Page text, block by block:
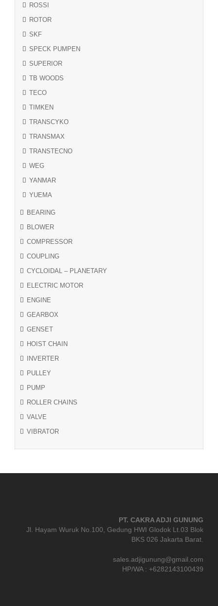
ROSSI
ROTOR
SKF
SPECK PUMPEN
SUPERIOR
TB WOODS
TECO
TIMKEN
TRANSCYKO
TRANSMAX
TRANSTECNO
WEG
YANMAR
YUEMA
BEARING
BLOWER
COMPRESSOR
COUPLING
CYCLOIDAL – PLANETARY
ELECTRIC MOTOR
ENGINE
GEARBOX
GENSET
HOIST CHAIN
INVERTER
PULLEY
PUMP
ROLLER CHAINS
VALVE
VIBRATOR
PT. CAKRA ADJI GUNUNG
Jl. Hayam Wuruk No.100, Gedung HWI Glodok Lt.03 Blok
BKS 026 Jakarta Barat.
sales.adjigunung@gmail.com
HP/WA : +6282143100439